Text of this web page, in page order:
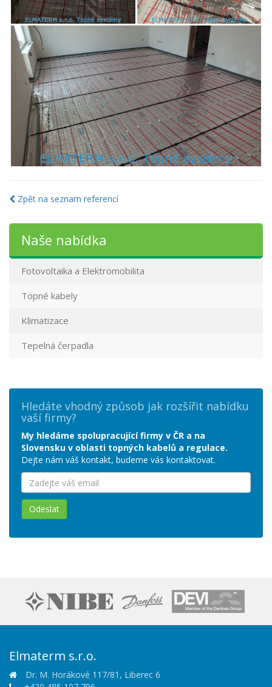
Zpět na seznam referencí
Naše nabídka
Fotovoltaika a Elektromobilita
Topné kabely
Klimatizace
Tepelná čerpadla
Hledáte vhodný způsob jak rozšířit nabídku
vaší firmy?
My hledáme spolupracující firmy v ČR a na
Slovensku v oblasti topných kabelů a regulace.
Dejte nám váš kontakt, budeme vás kontaktovat.
Odeslat
Elmaterm s.r.o.
Dr. M. Horákové 117/81, Liberec 6